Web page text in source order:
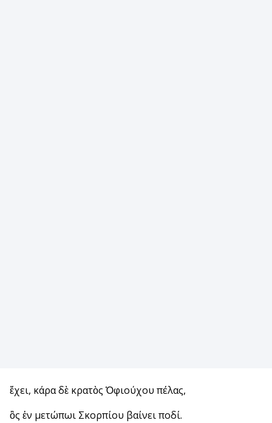
ἔχει, κάρα δὲ κρατὸς Ὀφιούχου πέλας,
ὃς ἐν μετώπωι Σκορπίου βαίνει ποδί.